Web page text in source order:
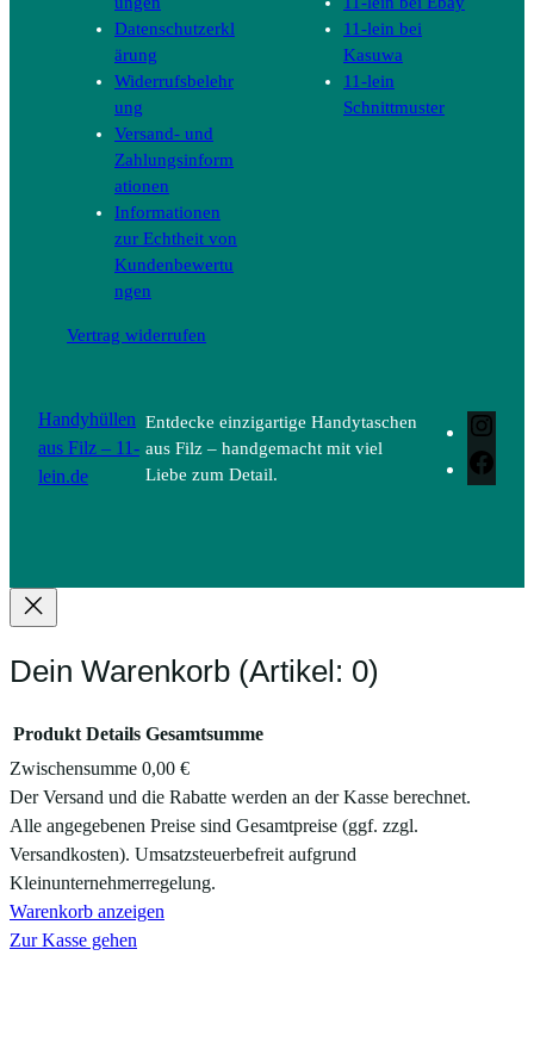
Datenschutzerkl
ärung
Widerrufsbelehr
ung
Versand- und
Zahlungsinform
ationen
Informationen
zur Echtheit von
Kundenbewertu
ngen
Vertrag widerrufen
11-lein bei
Kasuwa
11-lein
Schnittmuster
Handyhüllen
aus Filz – 11-
lein.de
Entdecke einzigartige Handytaschen
aus Filz – handgemacht mit viel
Liebe zum Detail.
Dein Warenkorb (Artikel: 0)
Produkte
im
Warenkorb
Produkt Details Gesamtsumme
Zwischensumme 0,00 €
Der Versand und die Rabatte werden an der Kasse berechnet.
Alle angegebenen Preise sind Gesamtpreise (ggf. zzgl.
Versandkosten). Umsatzsteuerbefreit aufgrund
Kleinunternehmerregelung.
Warenkorb anzeigen
Zur Kasse gehen